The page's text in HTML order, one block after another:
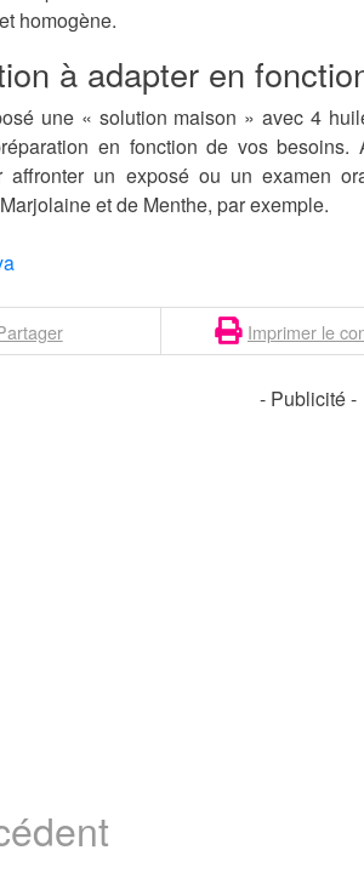
homogène.
à adapter en
une « solution maison » avec 4
en fonction de vos
affronter un exposé ou un examen
et de Menthe, par exemple.
Imprimer le
- Publicité -